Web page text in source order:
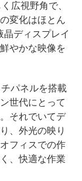
広視野角で、
変化はほとん
ディスプレイ
やかな映像を
パネルを搭載
世代にとって
それでいてデ
、外光の映り
フィスでの作
、快適な作業